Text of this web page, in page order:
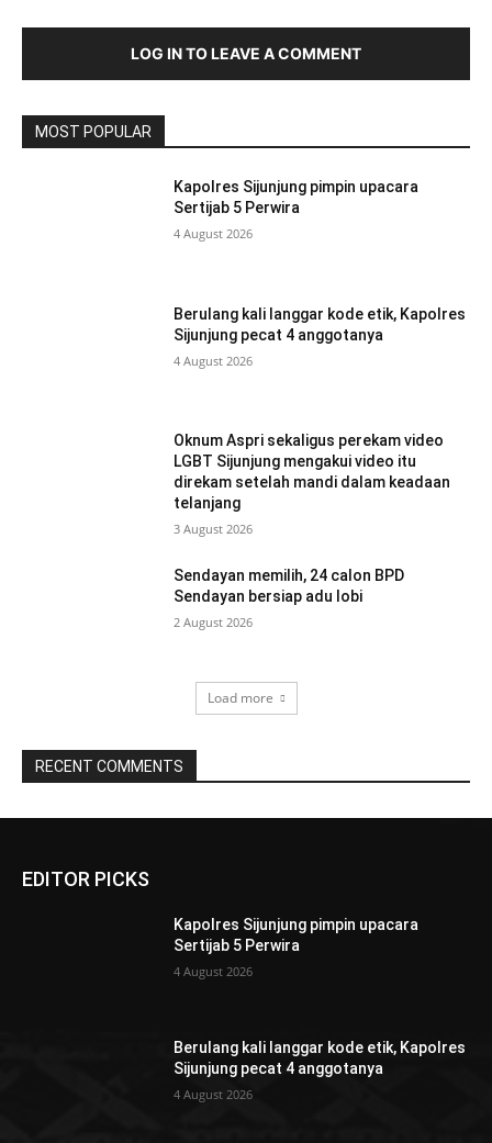
LOG IN TO LEAVE A COMMENT
MOST POPULAR
Kapolres Sijunjung pimpin upacara
Sertijab 5 Perwira
4 August 2026
Berulang kali langgar kode etik, Kapolres
Sijunjung pecat 4 anggotanya
4 August 2026
Oknum Aspri sekaligus perekam video
LGBT Sijunjung mengakui video itu
direkam setelah mandi dalam keadaan
telanjang
3 August 2026
Sendayan memilih, 24 calon BPD
Sendayan bersiap adu lobi
2 August 2026
Load more
RECENT COMMENTS
EDITOR PICKS
Kapolres Sijunjung pimpin upacara
Sertijab 5 Perwira
4 August 2026
Berulang kali langgar kode etik, Kapolres
Sijunjung pecat 4 anggotanya
4 August 2026